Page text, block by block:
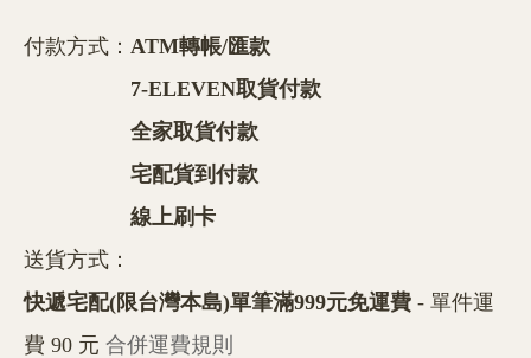
付款方式： ATM轉帳/匯款
7-ELEVEN取貨付款
全家取貨付款
宅配貨到付款
線上刷卡
送貨方式：
快遞宅配(限台灣本島)單筆滿999元免運費 - 單件運
費 90 元 合併運費規則